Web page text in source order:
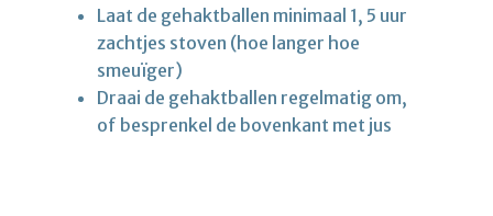
Laat de gehaktballen minimaal 1, 5 uur
zachtjes stoven (hoe langer hoe
smeuïger)
Draai de gehaktballen regelmatig om,
of besprenkel de bovenkant met jus